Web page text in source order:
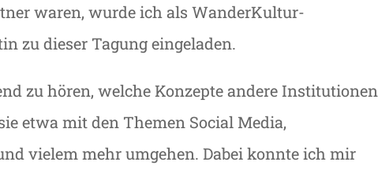
waren, wurde ich als WanderKultur-
zu dieser Tagung eingeladen.
zu hören, welche Konzepte andere Institutionen
etwa mit den Themen Social Media,
vielem mehr umgehen. Dabei konnte ich mir